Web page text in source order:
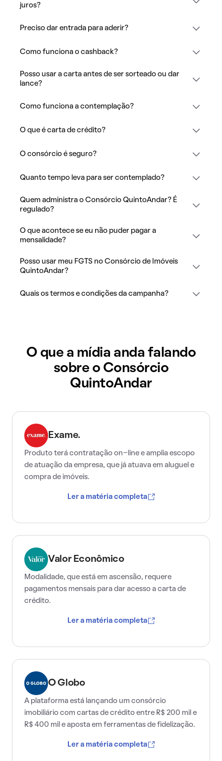
juros?
Preciso dar entrada para aderir?
Como funciona o cashback?
Posso usar a carta antes de ser sorteado ou dar
lance?
Como funciona a contemplação?
O que é carta de crédito?
O consórcio é seguro?
Quanto tempo leva para ser contemplado?
Quem administra o Consórcio QuintoAndar? É
regulado?
O que acontece se eu não puder pagar a
mensalidade?
Posso usar meu FGTS no Consórcio de Imóveis
QuintoAndar?
Quais os termos e condições da campanha?
O que a mídia anda falando
sobre o Consórcio
QuintoAndar
Exame.
Produto terá contratação on-line e amplia escopo
de atuação da empresa, que já atuava em aluguel e
compra de imóveis.
Ler a matéria completa
Valor Econômico
Modalidade, que está em ascensão, requere
pagamentos mensais para dar acesso a carta de
crédito.
Ler a matéria completa
O Globo
A plataforma está lançando um consórcio
imobiliário com cartas de crédito entre R$ 200 mil e
R$ 400 mil e aposta em ferramentas de fidelização.
Ler a matéria completa